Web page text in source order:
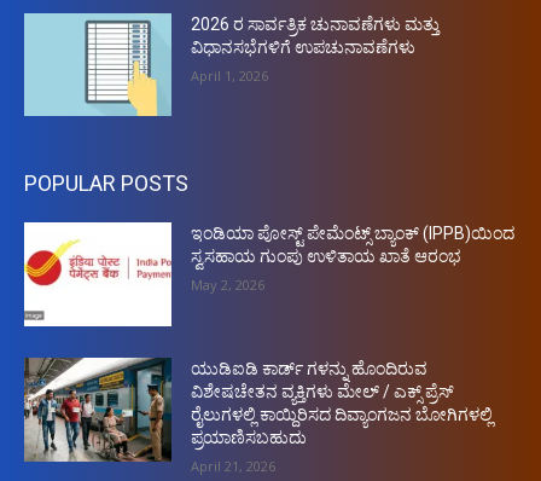
2026 ರ ಸಾರ್ವತ್ರಿಕ ಚುನಾವಣೆಗಳು ಮತ್ತು
ವಿಧಾನಸಭೆಗಳಿಗೆ ಉಪಚುನಾವಣೆಗಳು
April 1, 2026
POPULAR POSTS
ಇಂಡಿಯಾ ಪೋಸ್ಟ್ ಪೇಮೆಂಟ್ಸ್ ಬ್ಯಾಂಕ್ (IPPB)ಯಿಂದ
ಸ್ವಸಹಾಯ ಗುಂಪು ಉಳಿತಾಯ ಖಾತೆ ಆರಂಭ
May 2, 2026
ಯುಡಿಐಡಿ ಕಾರ್ಡ್ ಗಳನ್ನು ಹೊಂದಿರುವ
ವಿಶೇಷಚೇತನ ವ್ಯಕ್ತಿಗಳು ಮೇಲ್ / ಎಕ್ಸ್ ಪ್ರೆಸ್
ರೈಲುಗಳಲ್ಲಿ ಕಾಯ್ದಿರಿಸದ ದಿವ್ಯಾಂಗಜನ ಬೋಗಿಗಳಲ್ಲಿ
ಪ್ರಯಾಣಿಸಬಹುದು
April 21, 2026